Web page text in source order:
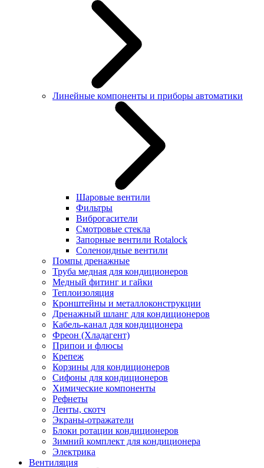
Линейные компоненты и приборы автоматики
Шаровые вентили
Фильтры
Виброгасители
Смотровые стекла
Запорные вентили Rotalock
Соленоидные вентили
Помпы дренажные
Труба медная для кондиционеров
Медный фитинг и гайки
Теплоизоляция
Кронштейны и металлоконструкции
Дренажный шланг для кондиционеров
Кабель-канал для кондиционера
Фреон (Хладагент)
Припои и флюсы
Крепеж
Корзины для кондиционеров
Сифоны для кондиционеров
Химические компоненты
Рефнеты
Ленты, скотч
Экраны-отражатели
Блоки ротации кондиционеров
Зимний комплект для кондиционера
Электрика
Вентиляция